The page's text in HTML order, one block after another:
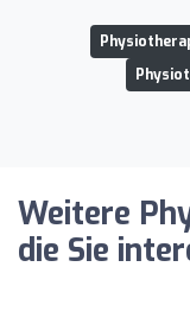
Weitere
die Sie